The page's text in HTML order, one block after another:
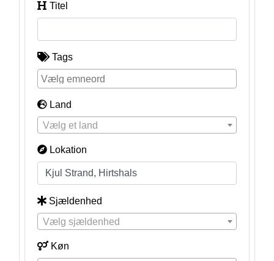
Titel
Tags
Land
Vælg et land
Lokation
Sjældenhed
Vælg sjældenhed
Køn